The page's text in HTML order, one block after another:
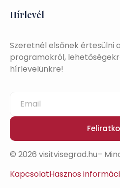
Hírlevél
Szeretnél elsőnek értesülni
programokról,
hírlevelünkre!
© 2026 visitvisegrad.hu–
KapcsolatHasznos